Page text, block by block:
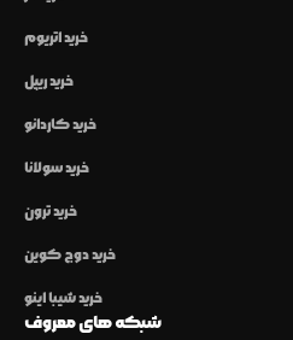
خرید اتریوم
خرید ریپل
خرید کاردانو
خرید سولانا
خرید ترون
خرید دوج کوین
خرید شیبا اینو
شبکه های معروف